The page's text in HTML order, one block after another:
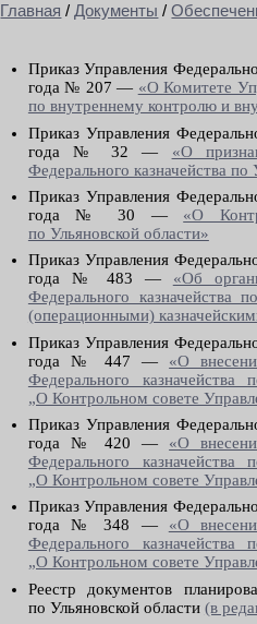
Главная / Документы /
Приказ Управления
года № 207 — «О Комитете
по внутреннему контролю и
Приказ Управления
года № 32 — «О
Федерального казначейства по
Приказ Управления
года № 30 — «О
по Ульяновской области»
Приказ Управления
года № 483 — «Об
Федерального казначейства
(операционными)
Приказ Управления
года № 447 — «О
Федерального
„О Контрольном совете
Приказ Управления
года № 420 — «О
Федерального
„О Контрольном совете
Приказ Управления
года № 348 — «О
Федерального
„О Контрольном совете
Реестр документов
по Ульяновской области (в